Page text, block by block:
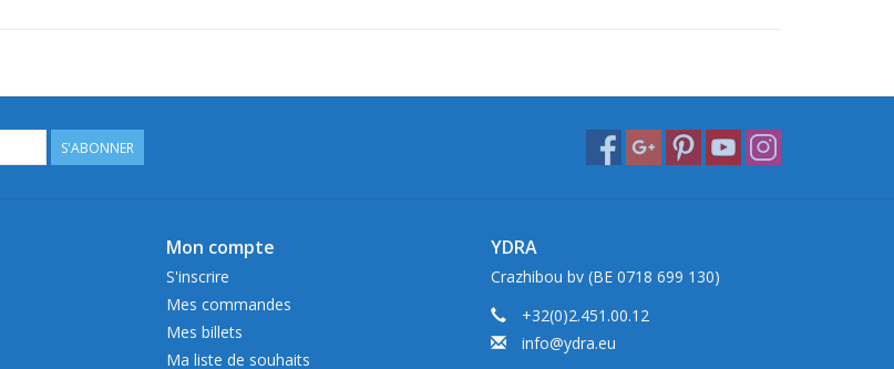
S'ABONNER
Mon compte
S'inscrire
Mes commandes
Mes billets
Ma liste de souhaits
YDRA
Crazhibou bv (BE 0718 699 130)
+32(0)2.451.00.12
info@ydra.eu